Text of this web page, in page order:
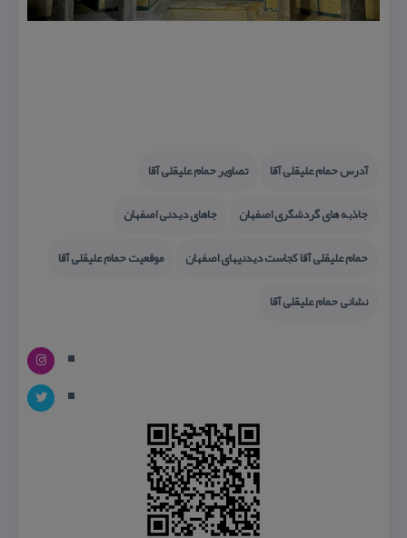
آدرس حمام علیقلی آقا
تصاویر حمام علیقلی آقا
جاذبه های گردشگری اصفهان
جاهای دیدنی اصفهان
حمام علیقلی آقا كجاست دیدنیهای اصفهان
موقعیت حمام علیقلی آقا
نشانی حمام علیقلی آقا